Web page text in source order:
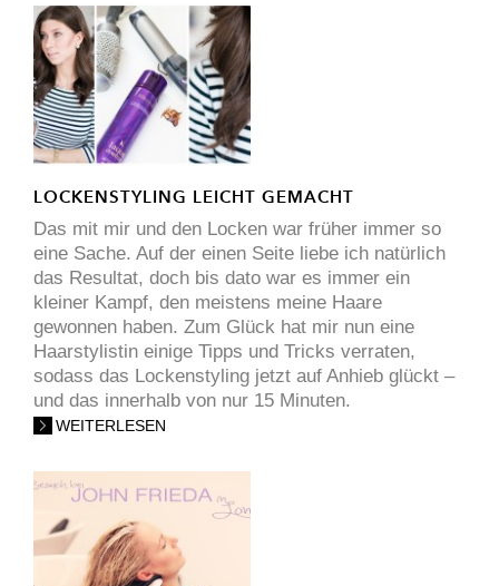
LOCKENSTYLING LEICHT GEMACHT
Das mit mir und den Locken war früher immer so
eine Sache. Auf der einen Seite liebe ich natürlich
das Resultat, doch bis dato war es immer ein
kleiner Kampf, den meistens meine Haare
gewonnen haben. Zum Glück hat mir nun eine
Haarstylistin einige Tipps und Tricks verraten,
sodass das Lockenstyling jetzt auf Anhieb glückt –
und das innerhalb von nur 15 Minuten.
WEITERLESEN